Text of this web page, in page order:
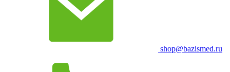
shop@bazismed.ru